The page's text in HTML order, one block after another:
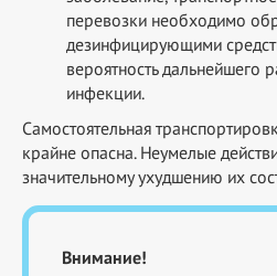
перевозки необходимо
дезинфицирующими
вероятность дальнейшего
инфекции.
Самостоятельная
крайне опасна. Неумелые
значительному ухудшению их
Внимание!